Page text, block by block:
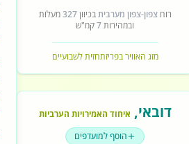
רוחצפון-צפון מערביתבכיוון327מעלות
ובמהירות7קמ"ש
מזג האוויר בפריזתחזית לשבועיים
דובאי, איחוד האמירויות הערביות
הוסף למועדפים